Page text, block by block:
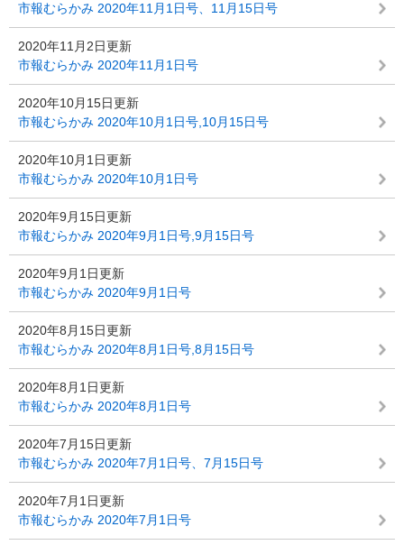
市報むらかみ 2020年11月1日号、11月15日号
2020年11月2日更新
市報むらかみ 2020年11月1日号
2020年10月15日更新
市報むらかみ 2020年10月1日号,10月15日号
2020年10月1日更新
市報むらかみ 2020年10月1日号
2020年9月15日更新
市報むらかみ 2020年9月1日号,9月15日号
2020年9月1日更新
市報むらかみ 2020年9月1日号
2020年8月15日更新
市報むらかみ 2020年8月1日号,8月15日号
2020年8月1日更新
市報むらかみ 2020年8月1日号
2020年7月15日更新
市報むらかみ 2020年7月1日号、7月15日号
2020年7月1日更新
市報むらかみ 2020年7月1日号